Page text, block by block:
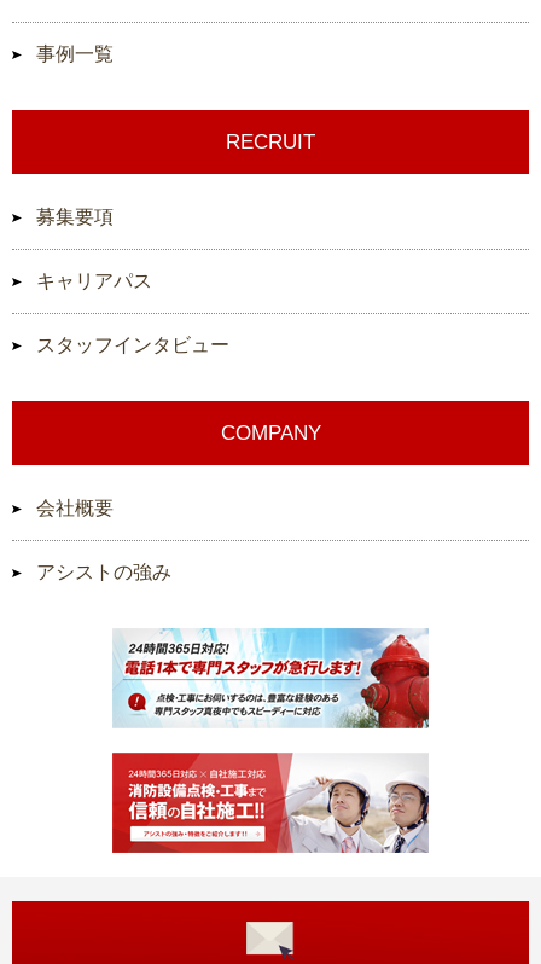
事例一覧
RECRUIT
募集要項
キャリアパス
スタッフインタビュー
COMPANY
会社概要
アシストの強み